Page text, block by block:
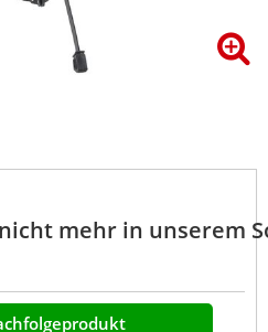
mehr in unserem